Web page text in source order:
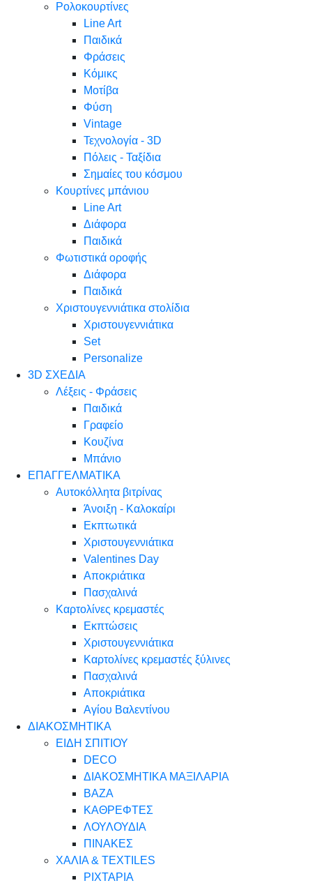
Ρολοκουρτίνες
Line Art
Παιδικά
Φράσεις
Κόμικς
Μοτίβα
Φύση
Vintage
Τεχνολογία - 3D
Πόλεις - Ταξίδια
Σημαίες του κόσμου
Κουρτίνες μπάνιου
Line Art
Διάφορα
Παιδικά
Φωτιστικά οροφής
Διάφορα
Παιδικά
Χριστουγεννιάτικα στολίδια
Χριστουγεννιάτικα
Set
Personalize
3D ΣΧΕΔΙΑ
Λέξεις - Φράσεις
Παιδικά
Γραφείο
Κουζίνα
Μπάνιο
ΕΠΑΓΓΕΛΜΑΤΙΚΑ
Αυτοκόλλητα βιτρίνας
Άνοιξη - Καλοκαίρι
Εκπτωτικά
Χριστουγεννιάτικα
Valentines Day
Αποκριάτικα
Πασχαλινά
Καρτολίνες κρεμαστές
Εκπτώσεις
Χριστουγεννιάτικα
Καρτολίνες κρεμαστές ξύλινες
Πασχαλινά
Αποκριάτικα
Αγίου Βαλεντίνου
ΔΙΑΚΟΣΜΗΤΙΚΑ
ΕΙΔΗ ΣΠΙΤΙΟΥ
DECO
ΔΙΑΚΟΣΜΗΤΙΚΑ ΜΑΞΙΛΑΡΙΑ
ΒΑΖΑ
ΚΑΘΡΕΦΤΕΣ
ΛΟΥΛΟΥΔΙΑ
ΠΙΝΑΚΕΣ
ΧΑΛΙΑ & TEXTILES
ΡΙΧΤΑΡΙΑ